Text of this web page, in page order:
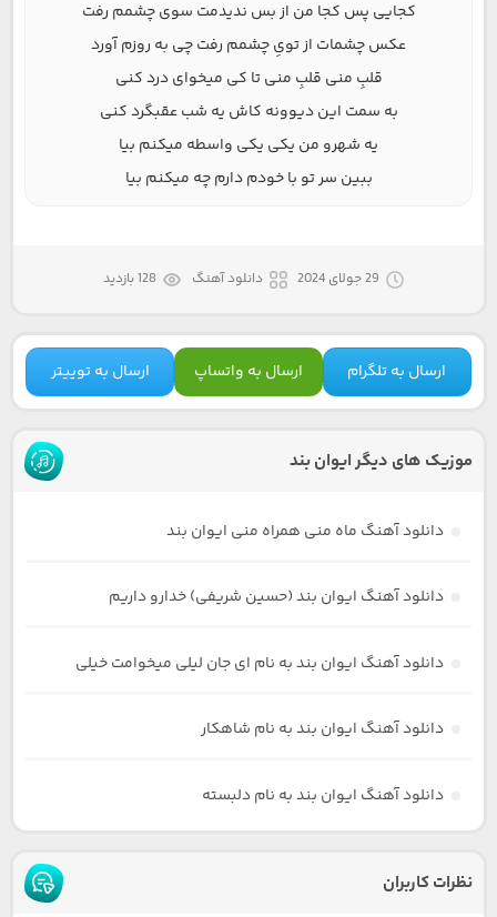
کجایی پس کجا من از بس ندیدمت سوی چشمم رفت
عکس چشمات از تویِ چشمم رفت چی به روزم آورد
قلبِ منی قلبِ منی تا کی میخوای درد کنی
به سمت این دیوونه کاش یه شب عقبگرد کنی
یه شهرو من یکی یکی واسطه میکنم بیا
ببین سر تو با خودم دارم چه میکنم بیا
29 جولای 2024 دانلود آهنگ 128 بازدید
ارسال به تلگرام ارسال به واتساپ ارسال به توییتر
موزیک های دیگر ایوان بند
دانلود آهنگ ماه منی همراه منی ایوان بند
دانلود آهنگ ایوان بند (حسین شریفی) خدارو داریم
دانلود آهنگ ایوان بند به نام ای جان لیلی میخوامت خیلی
دانلود آهنگ ایوان بند به نام شاهکار
دانلود آهنگ ایوان بند به نام دلبسته
نظرات کاربران